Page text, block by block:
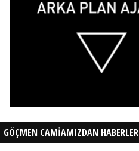
GÖÇMEN CAMİAMIZDAN HABERLER